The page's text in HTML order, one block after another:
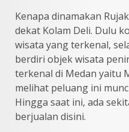
Kenapa dinamakan
dekat Kolam Deli. Dulu
wisata yang terkenal,
berdiri objek wisata
terkenal di Medan yaitu
melihat peluang ini
Hingga saat ini, ada
berjualan disini.